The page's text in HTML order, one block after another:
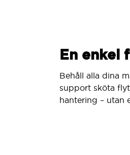
En enkel
Behåll alla dina
support sköta
hantering – utan